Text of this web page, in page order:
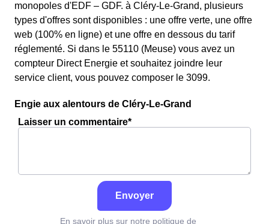
monopoles d'EDF – GDF. à Cléry-Le-Grand, plusieurs
types d'offres sont disponibles : une offre verte, une offre
web (100% en ligne) et une offre en dessous du tarif
réglementé. Si dans le 55110 (Meuse) vous avez un
compteur Direct Energie et souhaitez joindre leur
service client, vous pouvez composer le 3099.
Engie aux alentours de Cléry-Le-Grand
Laisser un commentaire*
Envoyer
En savoir plus sur notre politique de